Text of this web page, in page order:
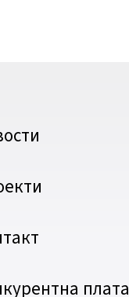
плата